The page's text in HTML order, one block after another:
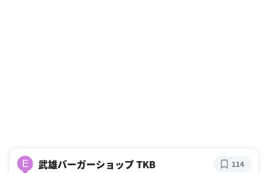
E
武雄バーガーショップ TKB
114